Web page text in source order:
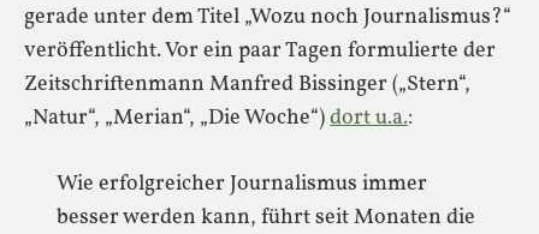
gerade unter dem Titel „Wozu noch Journalismus?“
veröffentlicht. Vor ein paar Tagen formulierte der
Zeitschriftenmann Manfred Bissinger („Stern“,
„Natur“, „Merian“, „Die Woche“)dort u.a.:
Wie erfolgreicher Journalismus immer
besser werden kann, führt seit Monaten die